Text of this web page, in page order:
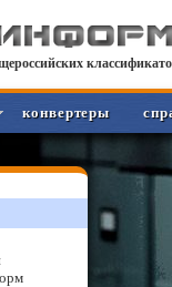
конвертеры